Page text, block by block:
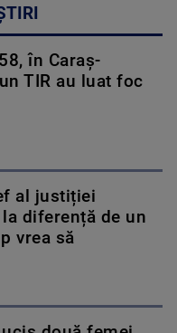
în Caraș-
TIR au luat foc
al justiției
diferență de un
vrea să